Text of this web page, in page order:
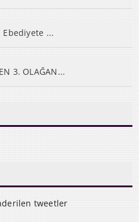
...
3. OLAĞAN...
tweetler